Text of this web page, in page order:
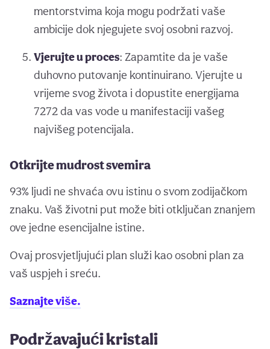
mentorstvima koja mogu podržati vaše
ambicije dok njegujete svoj osobni razvoj.
Vjerujte u proces: Zapamtite da je vaše
duhovno putovanje kontinuirano. Vjerujte u
vrijeme svog života i dopustite energijama
7272 da vas vode u manifestaciji vašeg
najvišeg potencijala.
Otkrijte mudrost svemira
93% ljudi ne shvaća ovu istinu o svom zodijačkom
znaku. Vaš životni put može biti otključan znanjem
ove jedne esencijalne istine.
Ovaj prosvjetljujući plan služi kao osobni plan za
vaš uspjeh i sreću.
Saznajte više.
Podržavajući kristali